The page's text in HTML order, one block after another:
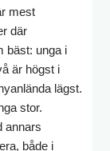
mest
där
bäst: unga i
är högst i
lägst.
stor.
annars
både i